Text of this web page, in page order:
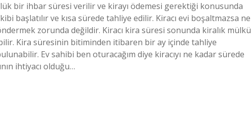
bir ihbar süresi verilir ve kirayı ödemesi gerektiği konusunda
başlatılır ve kısa sürede tahliye edilir. Kiracı evi boşaltmazsa ne
zorunda değildir. Kiracı kira süresi sonunda kiralık mülkü
Kira süresinin bitiminden itibaren bir ay içinde tahliye
Ev sahibi ben oturacağım diye kiracıyı ne kadar sürede
ihtiyacı olduğu…